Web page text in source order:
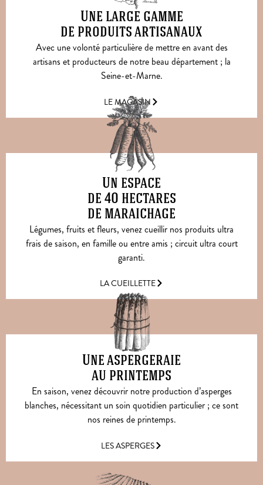
Une large gamme
de produits artisanaux
Avec une volonté particulière de mettre en avant des
artisans et producteurs de notre beau département ; la
Seine-et-Marne.
LE MAGASIN
Un espace
de 40 hectares
de maraichage
Légumes, fruits et fleurs, venez cueillir nos produits ultra
frais de saison, en famille ou entre amis ; circuit ultra court
garanti.
LA CUEILLETTE
Une aspergeraie
au printemps
En saison, venez découvrir notre production d’asperges
blanches, nécessitant un soin quotidien particulier ; ce sont
nos reines de printemps.
LES ASPERGES